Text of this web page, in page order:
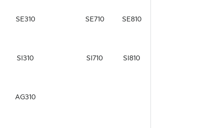
SE310 SE710 SE810
SI310 SI710 SI810
AG310